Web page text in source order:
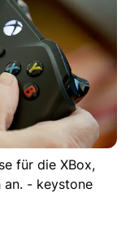
für die XBox,
- keystone